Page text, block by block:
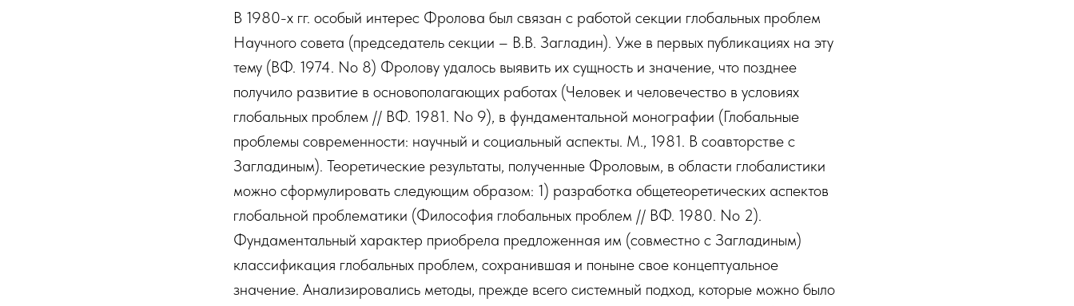
В 1980-х гг. особый интерес Фролова был связан с работой секции глобальных проблем
Научного совета (председатель секции – В.В. Загладин). Уже в первых публикациях на эту
тему (ВФ. 1974. No 8) Фролову удалось выявить их сущность и значение, что позднее
получило развитие в основополагающих работах (Человек и человечество в условиях
глобальных проблем // ВФ. 1981. No 9), в фундаментальной монографии (Глобальные
проблемы современности: научный и социальный аспекты. М., 1981. В соавторстве с
Загладиным). Теоретические результаты, полученные Фроловым, в области глобалистики
можно сформулировать следующим образом: 1) разработка общетеоретических аспектов
глобальной проблематики (Философия глобальных проблем // ВФ. 1980. No 2).
Фундаментальный характер приобрела предложенная им (совместно с Загладиным)
классификация глобальных проблем, сохранившая и поныне свое концептуальное
значение. Анализировались методы, прежде всего системный подход, которые можно было